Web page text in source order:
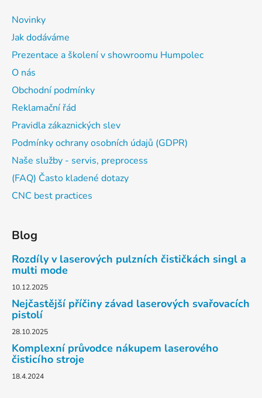
Novinky
Jak dodáváme
Prezentace a školení v showroomu Humpolec
O nás
Obchodní podmínky
Reklamační řád
Pravidla zákaznických slev
Podmínky ochrany osobních údajů (GDPR)
Naše služby - servis, preprocess
(FAQ) Často kladené dotazy
CNC best practices
Blog
Rozdíly v laserových pulzních čističkách singl a
multi mode
10.12.2025
Nejčastější příčiny závad laserových svařovacích
pistolí
28.10.2025
Komplexní průvodce nákupem laserového
čisticího stroje
18.4.2024